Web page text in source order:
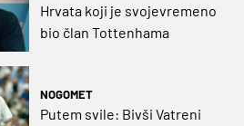
Hrvata koji je svojevremeno
bio član Tottenhama
NOGOMET
Putem svile: Bivši Vatreni